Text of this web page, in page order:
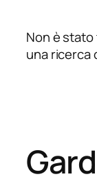
Non è
una ricerca